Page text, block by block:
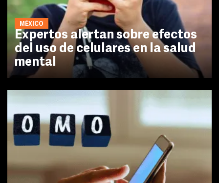
MÉXICO
Expertos alertan sobre efectos
del uso de celulares en la salud
mental